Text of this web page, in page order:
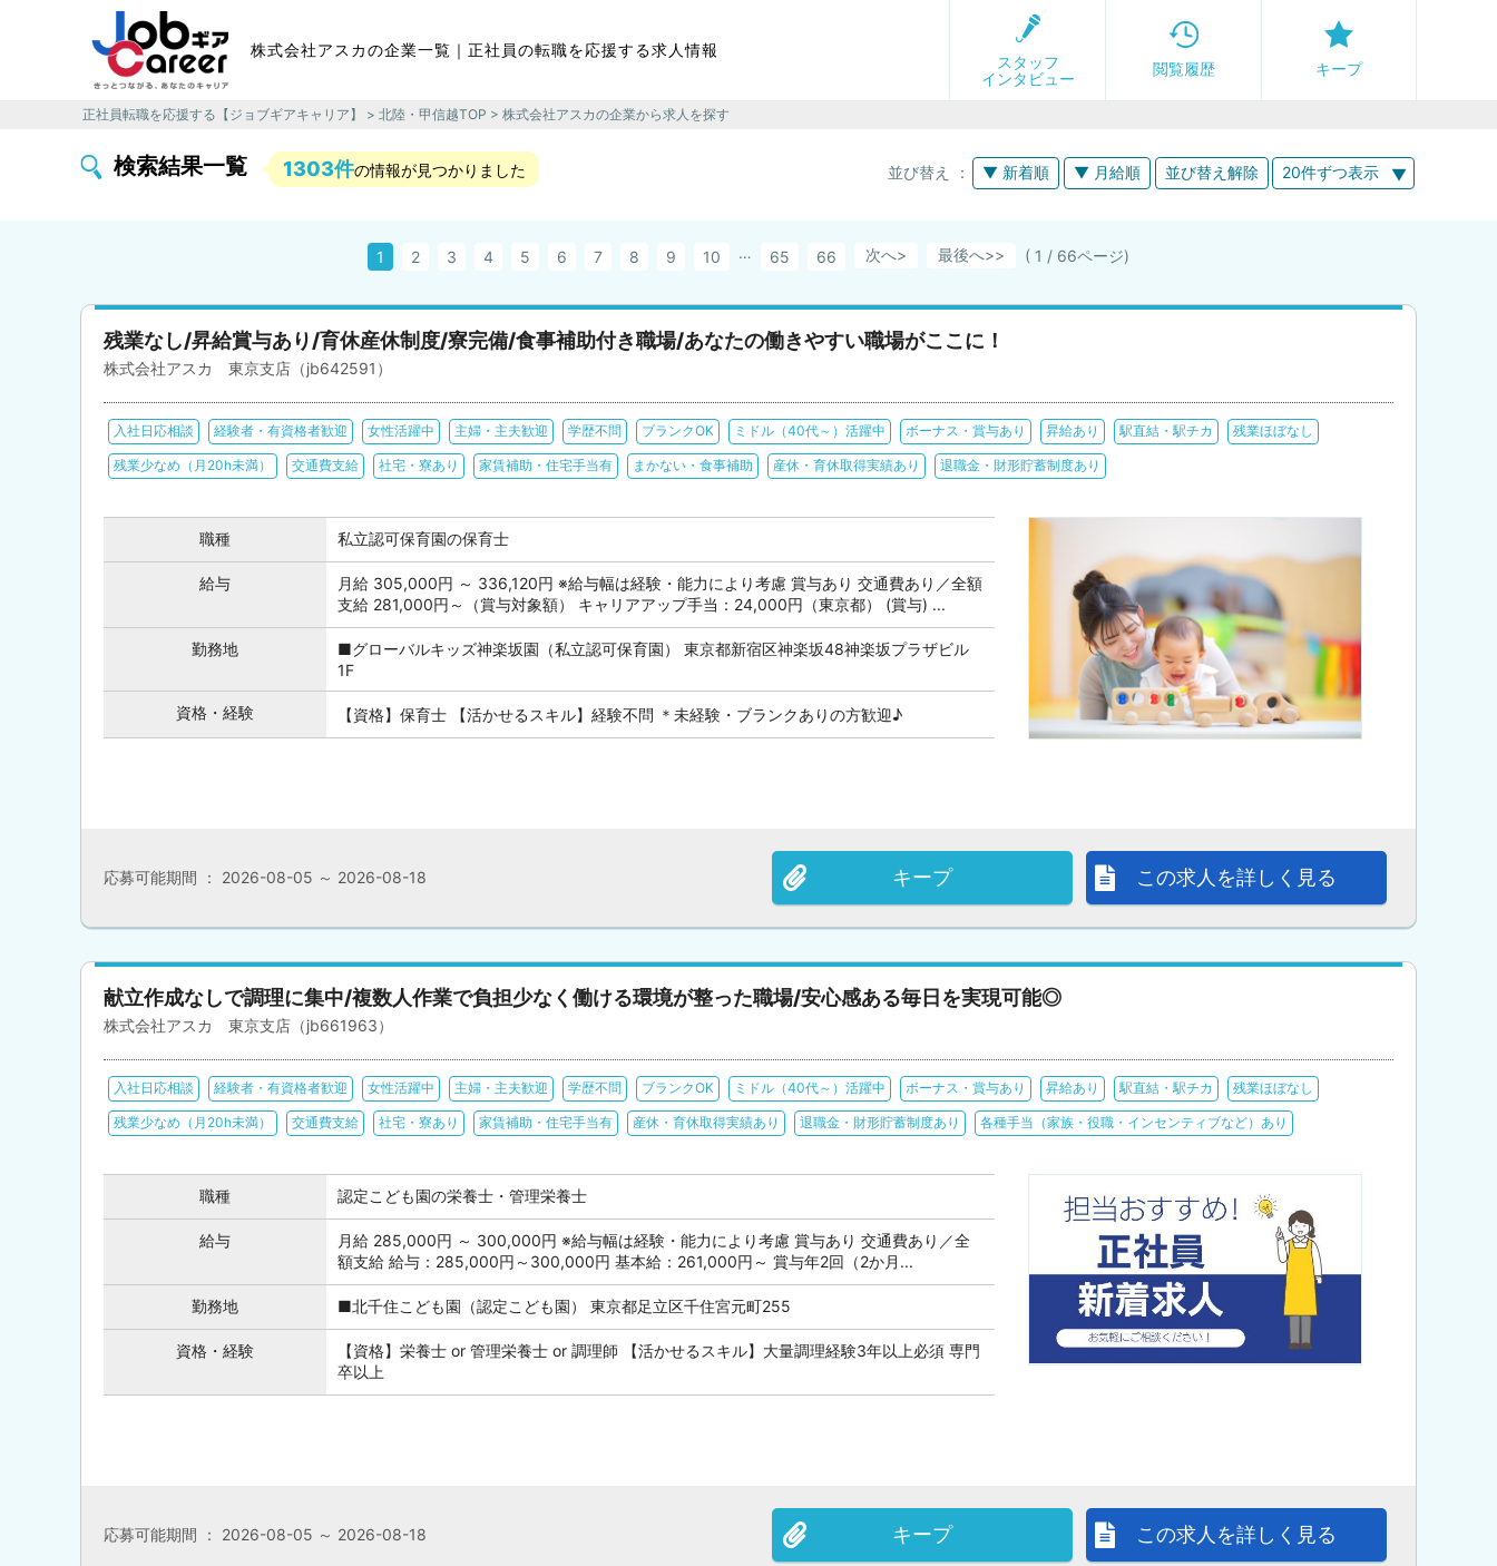
株式会社アスカの企業一覧｜正社員の転職を応援する求人情報
スタッフ
インタビュー
閲覧履歴 キープ
正社員転職を応援する【ジョブギアキャリア】 > 北陸・甲信越TOP > 株式会社アスカの企業から求人を探す
検索結果一覧 1303件の情報が見つかりました 20件ずつ表示
並び替え ： ▼ 新着順 ▼ 月給順 並び替え解除
1 2 3 4 5 6 7 8 9 10 … 65 66 次へ> 最後へ ( 1 / 66ページ)
残業なし/昇給賞与あり/育休産休制度/寮完備/食事補助付き職場/あなたの働きやすい職場がここに！
株式会社アスカ 東京支店（jb642591）
入社日応相談 経験者・有資格者歓迎 女性活躍中 主婦・主夫歓迎 学歴不問 ブランクOK ミドル（40代～）活躍中 ボーナス・賞与あり 昇給あり 駅直結・駅チカ 残業ほぼなし
残業少なめ（月20h未満） 交通費支給 社宅・寮あり 家賃補助・住宅手当有 まかない・食事補助 産休・育休取得実績あり 退職金・財形貯蓄制度あり
職種 私立認可保育園の保育士
給与
月給 305,000円 ～ 336,120円 ※給与幅は経験・能力により考慮 賞与あり 交通費あり／全額
支給 281,000円～（賞与対象額） キャリアアップ手当：24,000円（東京都） (賞与) ...
勤務地
■グローバルキッズ神楽坂園（私立認可保育園） 東京都新宿区神楽坂48神楽坂プラザビル
1F
資格・経験 【資格】保育士 【活かせるスキル】経験不問 ＊未経験・ブランクありの方歓迎♪
この求人を詳しく見る
キープ
応募可能期間 ： 2026-08-05 ～ 2026-08-18
献立作成なしで調理に集中/複数人作業で負担少なく働ける環境が整った職場/安心感ある毎日を実現可能◎
株式会社アスカ 東京支店（jb661963）
入社日応相談 経験者・有資格者歓迎 女性活躍中 主婦・主夫歓迎 学歴不問 ブランクOK ミドル（40代～）活躍中 ボーナス・賞与あり 昇給あり 駅直結・駅チカ 残業ほぼなし
残業少なめ（月20h未満） 交通費支給 社宅・寮あり 家賃補助・住宅手当有 産休・育休取得実績あり 退職金・財形貯蓄制度あり 各種手当（家族・役職・インセンティブなど）あり
職種 認定こども園の栄養士・管理栄養士
給与
月給 285,000円 ～ 300,000円 ※給与幅は経験・能力により考慮 賞与あり 交通費あり／全
額支給 給与：285,000円～300,000円 基本給：261,000円～ 賞与年2回（2か月...
勤務地 ■北千住こども園（認定こども園） 東京都足立区千住宮元町255
資格・経験
【資格】栄養士 or 管理栄養士 or 調理師 【活かせるスキル】大量調理経験3年以上必須 専門
卒以上
この求人を詳しく見る
キープ
応募可能期間 ： 2026-08-05 ～ 2026-08-18